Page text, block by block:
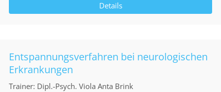
Details
Entspannungsverfahren bei neurologischen
Erkrankungen
Trainer Dipl.-Psych. Viola Anta Brink